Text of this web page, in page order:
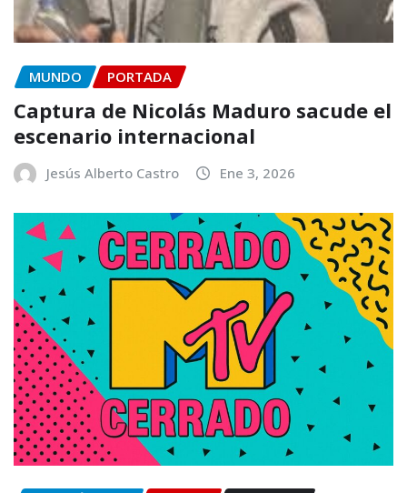
MUNDO PORTADA
Captura de Nicolás Maduro sacude el
escenario internacional
Jesús Alberto Castro Ene 3, 2026